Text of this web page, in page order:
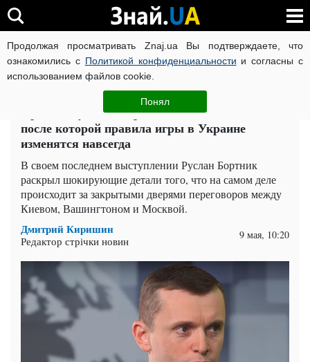
Продолжая просматривать Znaj.ua Вы подтверждаете, что
ознакомились с Политикой конфиденциальности и согласны с
использованием файлов cookie.
Понял
ВОЙНА РОССИИ ПРОТИВ УКРАИНЫ КОРОНАВИРУС В
Политика ЧИТАТИ УКРАЇНСЬКОЮ
Прогноз Руслана Бортника: 20 мая – дата,
после которой правила игры в Украине
изменятся навсегда
В своем последнем выступлении Руслан Бортник
раскрыл шокирующие детали того, что на самом деле
происходит за закрытыми дверями переговоров между
Киевом, Вашингтоном и Москвой.
Дмитрий Киришин
Редактор стрічки новин 9 мая, 10:20